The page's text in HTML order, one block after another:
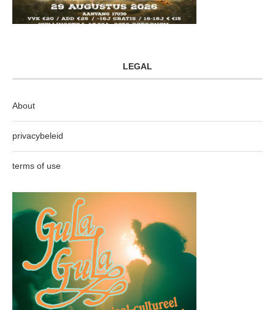
LEGAL
About
privacybeleid
terms of use